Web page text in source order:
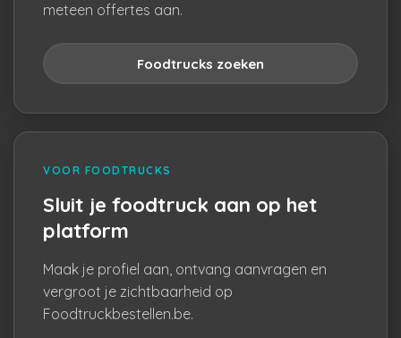
meteen offertes aan.
Foodtrucks zoeken
VOOR FOODTRUCKS
Sluit je foodtruck aan op het
platform
Maak je profiel aan, ontvang aanvragen en
vergroot je zichtbaarheid op
Foodtruckbestellen.be.